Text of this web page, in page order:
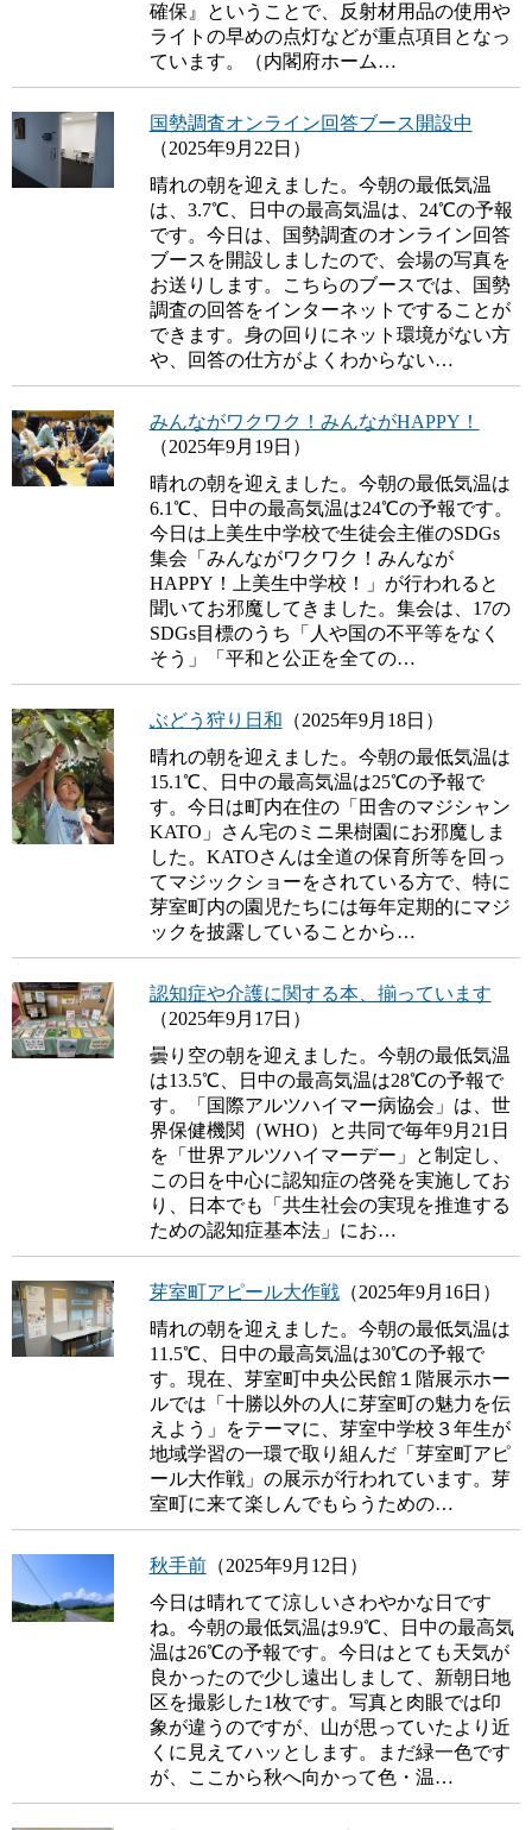
確保』ということで、反射材用品の使用や
ライトの早めの点灯などが重点項目となっ
ています。（内閣府ホーム…
国勢調査オンライン回答ブース開設中
（2025年9月22日）
晴れの朝を迎えました。今朝の最低気温
は、3.7℃、日中の最高気温は、24℃の予報
です。今日は、国勢調査のオンライン回答
ブースを開設しましたので、会場の写真を
お送りします。こちらのブースでは、国勢
調査の回答をインターネットですることが
できます。身の回りにネット環境がない方
や、回答の仕方がよくわからない…
みんながワクワク！みんながHAPPY！
（2025年9月19日）
晴れの朝を迎えました。今朝の最低気温は
6.1℃、日中の最高気温は24℃の予報です。
今日は上美生中学校で生徒会主催のSDGs
集会「みんながワクワク！みんなが
HAPPY！上美生中学校！」が行われると
聞いてお邪魔してきました。集会は、17の
SDGs目標のうち「人や国の不平等をなく
そう」「平和と公正を全ての…
ぶどう狩り日和 （2025年9月18日）
晴れの朝を迎えました。今朝の最低気温は
15.1℃、日中の最高気温は25℃の予報で
す。今日は町内在住の「田舎のマジシャン
KATO」さん宅のミニ果樹園にお邪魔しま
した。KATOさんは全道の保育所等を回っ
てマジックショーをされている方で、特に
芽室町内の園児たちには毎年定期的にマジ
ックを披露していることから…
認知症や介護に関する本、揃っています
（2025年9月17日）
曇り空の朝を迎えました。今朝の最低気温
は13.5℃、日中の最高気温は28℃の予報で
す。「国際アルツハイマー病協会」は、世
界保健機関（WHO）と共同で毎年9月21日
を「世界アルツハイマーデー」と制定し、
この日を中心に認知症の啓発を実施してお
り、日本でも「共生社会の実現を推進する
ための認知症基本法」にお…
芽室町アピール大作戦（2025年9月16日）
晴れの朝を迎えました。今朝の最低気温は
11.5℃、日中の最高気温は30℃の予報で
す。現在、芽室町中央公民館１階展示ホー
ルでは「十勝以外の人に芽室町の魅力を伝
えよう」をテーマに、芽室中学校３年生が
地域学習の一環で取り組んだ「芽室町アピ
ール大作戦」の展示が行われています。芽
室町に来て楽しんでもらうための…
秋手前（2025年9月12日）
今日は晴れてて涼しいさわやかな日です
ね。今朝の最低気温は9.9℃、日中の最高気
温は26℃の予報です。今日はとても天気が
良かったので少し遠出しまして、新朝日地
区を撮影した1枚です。写真と肉眼では印
象が違うのですが、山が思っていたより近
くに見えてハッとします。まだ緑一色です
が、ここから秋へ向かって色・温…